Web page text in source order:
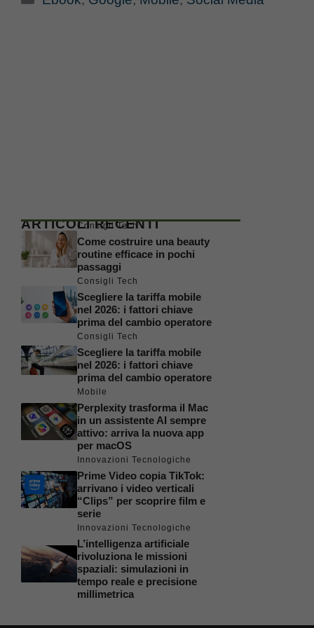
ARTICOLI RECENTI
Consigli Tech
Come costruire una beauty
routine efficace in pochi
passaggi
Consigli Tech
Scegliere la tariffa mobile
nel 2026: i fattori chiave
prima del cambio operatore
Consigli Tech
Scegliere la tariffa mobile
nel 2026: i fattori chiave
prima del cambio operatore
Mobile
Perplexity trasforma il Mac
in un assistente AI sempre
attivo: arriva la nuova app
per macOS
Innovazioni Tecnologiche
Prime Video copia TikTok:
arrivano i video verticali
“Clips” per scoprire film e
serie
Innovazioni Tecnologiche
L’intelligenza artificiale
rivoluziona le missioni
spaziali: simulazioni in
tempo reale e precisione
millimetrica